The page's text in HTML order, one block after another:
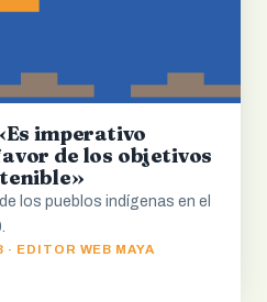
imperativo
de los objetivos
los pueblos indígenas en el
EDITOR WEB MAYA